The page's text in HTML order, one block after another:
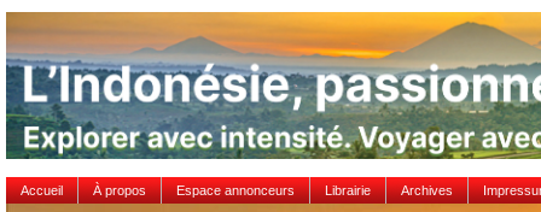
Accueil À propos Espace annonceurs Librairie Archives